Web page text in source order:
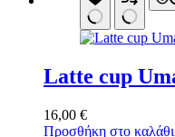
Latte cup
16,00 €
Προσθήκη στο καλάθι